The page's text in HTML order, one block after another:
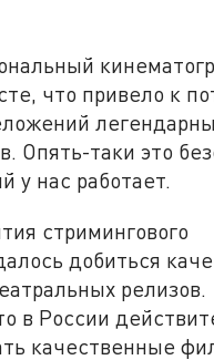
что привело к
Опять-таки это
у нас работает.
стримингового
добиться
релизов.
в России
качественные